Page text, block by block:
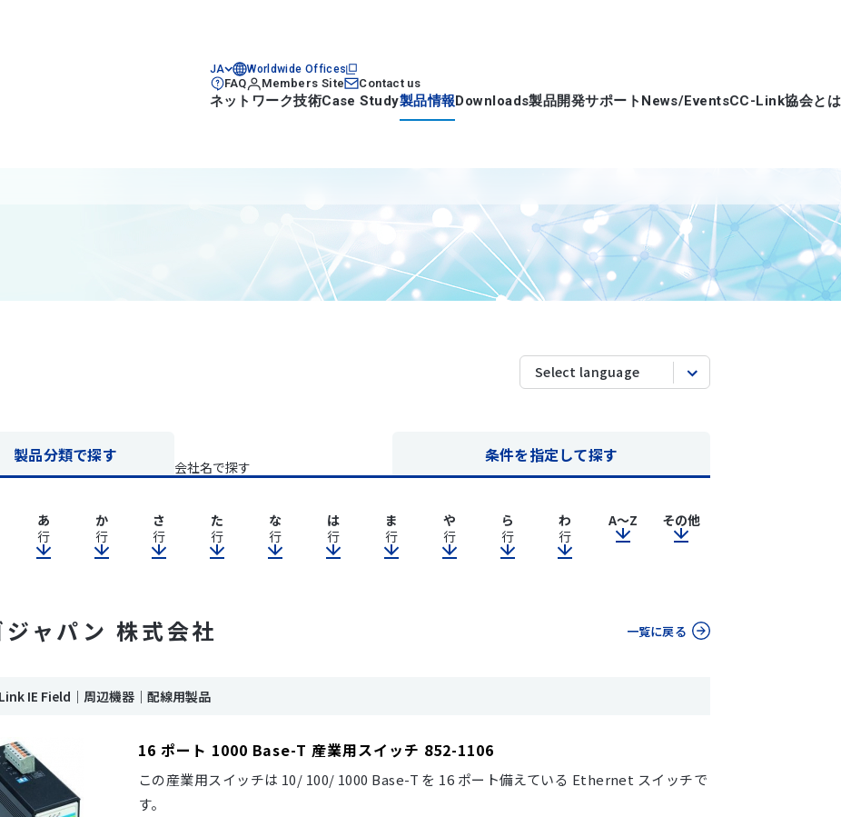
JA Worldwide Offices
FAQ Members Site Contact us
ネットワーク技術Case Study製品情報Downloads製品開発サポート News/EventsCC-Link協会とは
製品分類で探す
会社名で探す
条件を指定して探す
あ
行
か
行
さ
行
た
行
な
行
は
行
ま
行
や
行
ら
行
わ
行
A～Z その他
ジャパン 株式会社 一覧に戻る
IE Field｜周辺機器｜配線用製品
16 ポート 1000 Base-T 産業用スイッチ 852-1106
この産業用スイッチは 10/ 100/ 1000 Base-T を 16 ポート備えている Ethernet スイッチで
す。